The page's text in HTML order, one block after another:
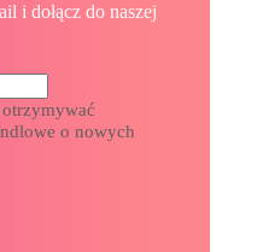
i dołącz do naszej
o nowych